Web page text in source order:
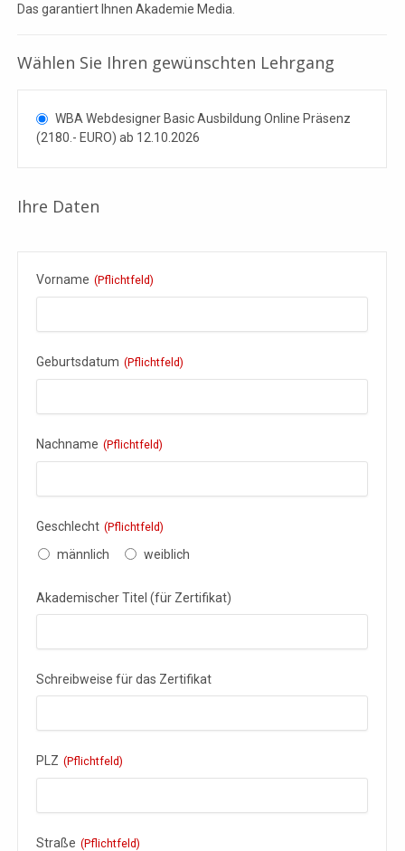
Das garantiert Ihnen Akademie Media.
Wählen Sie Ihren gewünschten Lehrgang
WBA Webdesigner Basic Ausbildung Online Präsenz
(2180.- EURO) ab 12.10.2026
Ihre Daten
Vorname (Pflichtfeld)
Geburtsdatum (Pflichtfeld)
Nachname (Pflichtfeld)
Geschlecht (Pflichtfeld)
männlich weiblich
Akademischer Titel (für Zertifikat)
Schreibweise für das Zertifikat
PLZ (Pflichtfeld)
Straße (Pflichtfeld)